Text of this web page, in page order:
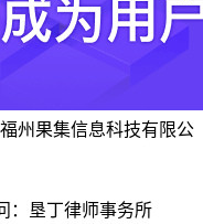
福州果集信息科技有限公
：垦丁律师事务所